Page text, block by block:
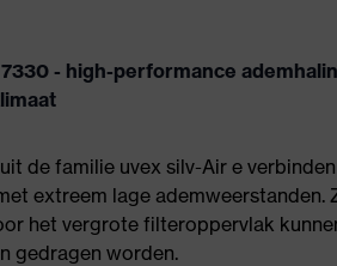
- high-performance
de familie uvex silv-Air e
extreem lage
het vergrote filteroppervlak
gedragen worden.